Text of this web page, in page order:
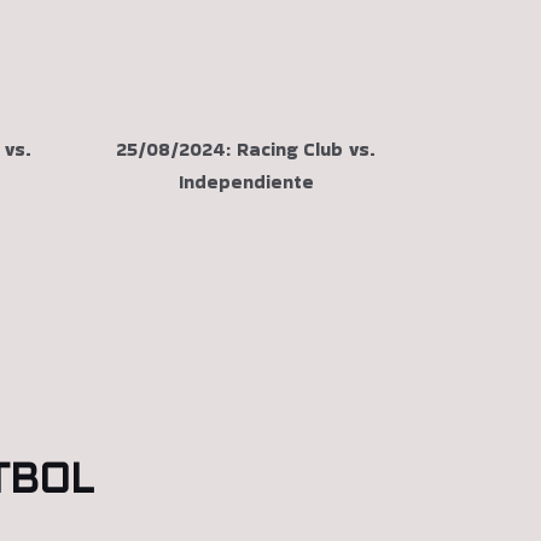
25/08/2024: Racing Club vs.
Independiente